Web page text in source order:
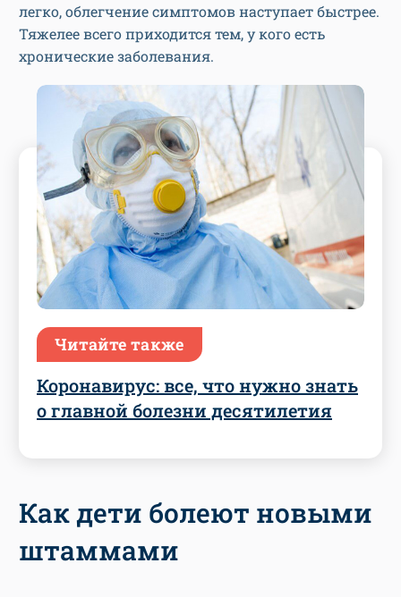
легко, облегчение симптомов наступает быстрее.
Тяжелее всего приходится тем, у кого есть
хронические заболевания.
Читайте также
Коронавирус: все, что нужно знать
о главной болезни десятилетия
Как дети болеют новыми
штаммами